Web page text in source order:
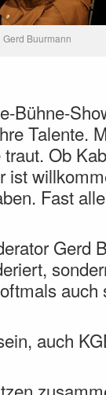
Gerd Buurmann
Bühne-
Talente.
Ob
ist
Fast
Gerd
auch